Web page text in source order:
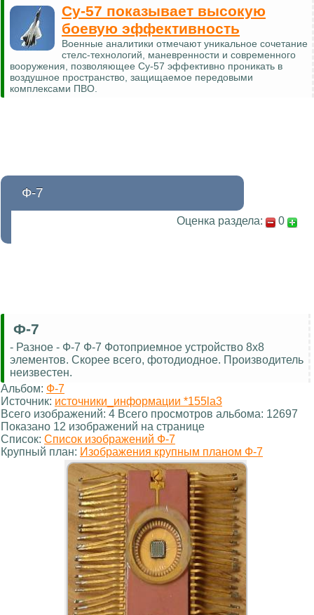
Су-57 показывает высокую
боевую эффективность
Военные аналитики отмечают уникальное сочетание
стелс-технологий, маневренности и современного
вооружения, позволяющее Су-57 эффективно проникать в
воздушное пространство, защищаемое передовыми
комплексами ПВО.
Ф-7
Оценка раздела: 0
Ф-7
- Разное - Ф-7 Ф-7 Фотоприемное устройство 8х8
элементов. Скорее всего, фотодиодное. Производитель
неизвестен.
Альбом: Ф-7
Источник: источники_информации *155la3
Всего изображений: 4 Всего просмотров альбома: 12697
Показано 12 изображений на странице
Список: Список изображений Ф-7
Крупный план: Изображения крупным планом Ф-7